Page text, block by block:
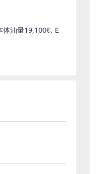
油量19,100ℓ､Ｅ